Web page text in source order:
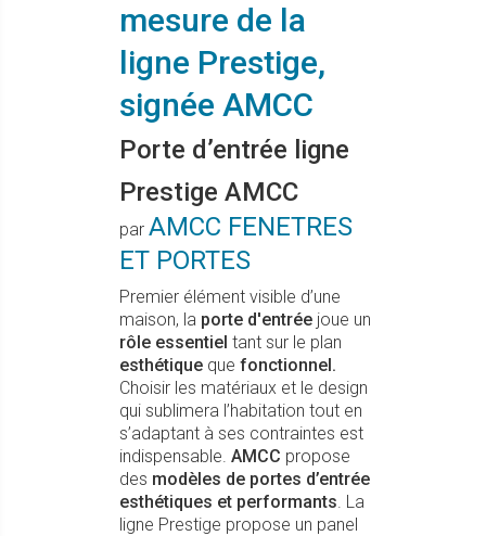
mesure de la
ligne Prestige,
signée AMCC
Porte d’entrée ligne
Prestige AMCC
par AMCC FENETRES
ET PORTES
Premier élément visible d’une
maison, la porte d'entrée joue un
rôle essentiel tant sur le plan
esthétique que fonctionnel.
Choisir les matériaux et le design
qui sublimera l’habitation tout en
s’adaptant à ses contraintes est
indispensable. AMCC propose
des modèles de portes d’entrée
esthétiques et performants. La
ligne Prestige propose un panel